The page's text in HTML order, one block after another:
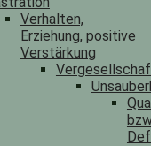
Verhalten,
Erziehung, positive
Verstärkung